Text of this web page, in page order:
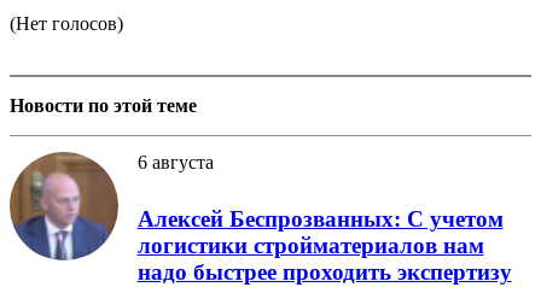
(Нет голосов)
Новости по этой теме
6 августа
Алексей Беспрозванных: С учетом
логистики стройматериалов нам
надо быстрее проходить экспертизу